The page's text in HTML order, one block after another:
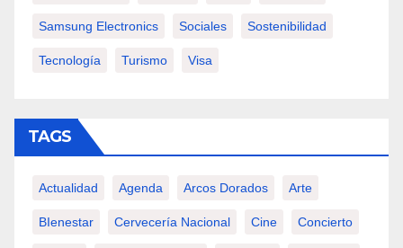
Samsung Electronics Sociales Sostenibilidad
Tecnología Turismo Visa
TAGS
Actualidad Agenda Arcos Dorados Arte
BIenestar Cervecería Nacional Cine Concierto